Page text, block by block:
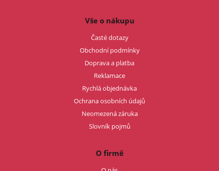
Vše o nákupu
Časté dotazy
Obchodní podmínky
Doprava a platba
Reklamace
Rychlá objednávka
Ochrana osobních údajů
Neomezená záruka
Slovník pojmů
O firmě